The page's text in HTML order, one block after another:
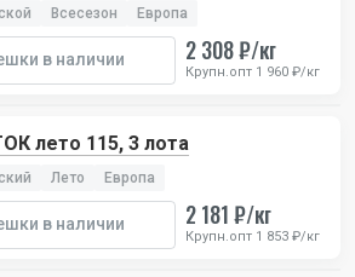
Всесезон Европа
в наличии 2 308 ₽/кг
Крупн.опт 1 960 ₽/кг
лето 115, 3 лота
Лето Европа
в наличии 2 181 ₽/кг
Крупн.опт 1 853 ₽/кг